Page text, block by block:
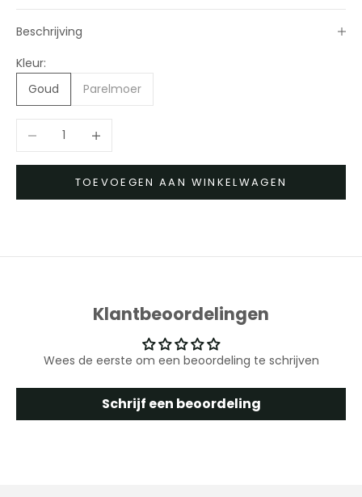
Beschrijving
Kleur:
Goud
Parelmoer
Aantal verlagenAantal verhogen
TOEVOEGEN AAN WINKELWAGEN
Klantbeoordelingen
Wees de eerste om een beoordeling te schrijven
Schrijf een beoordeling